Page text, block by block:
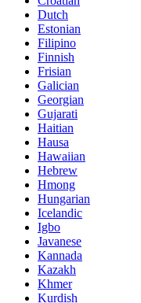
Dutch
Estonian
Filipino
Finnish
Frisian
Galician
Georgian
Gujarati
Haitian
Hausa
Hawaiian
Hebrew
Hmong
Hungarian
Icelandic
Igbo
Javanese
Kannada
Kazakh
Khmer
Kurdish